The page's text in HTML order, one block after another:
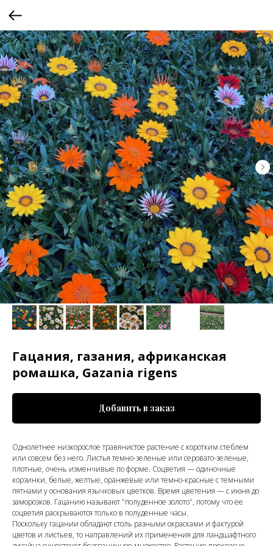
Гацания, газания, африканская
ромашка, Gazania rigens
Добавить в заказ
Однолетнее низкорослое травянистое растение с коротким стеблем
или совсем без него. Листья темно-зеленые или серовато-зеленые,
плотные, очень изменчивые по форме. Соцветия — одиночные
корзинки, белые, желтые, оранжевые или темно-красные с темными
пятнами у основания язычковых цветков. Время цветения — с июня до
заморозков. Гацанию называют "полуденное золото", потому что ее
соцветия раскрываются только в полуденные часы.
Поскольку гацании обладают столь разными окрасками и фактурой
цветов и листьев, то направлений их применения для ландшафтного